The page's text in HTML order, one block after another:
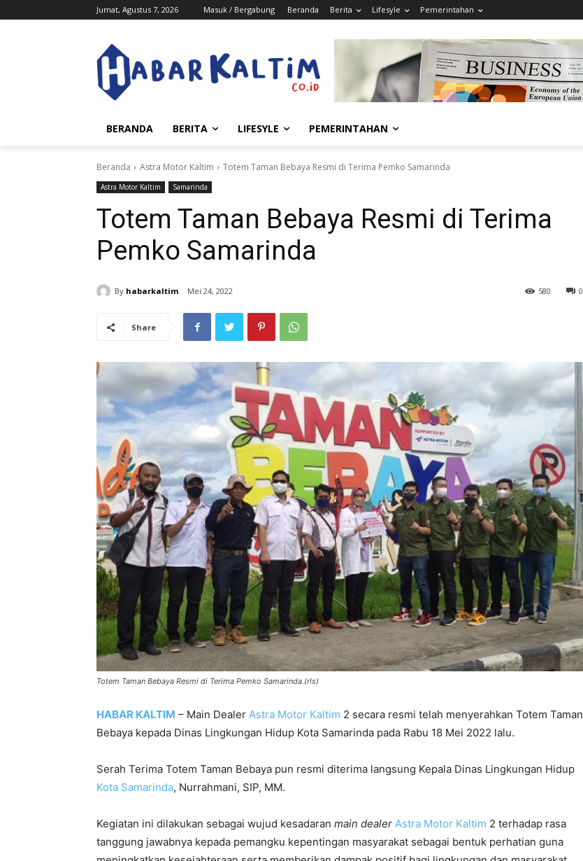
Jumat, Agustus 7, 2026 Masuk / Bergabung Beranda Berita Lifesyle Pemerintahan
BERANDA BERITA LIFESYLE PEMERINTAHAN
Beranda Astra Motor Kaltim Totem Taman Bebaya Resmi di Terima Pemko Samarinda
Astra Motor Kaltim Samarinda
Totem Taman Bebaya Resmi di Terima
Pemko Samarinda
By habarkaltim Mei 24, 2022 0
580
Share
Totem Taman Bebaya Resmi di Terima Pemko Samarinda.(rls)
HABAR KALTIM – Main Dealer Astra Motor Kaltim 2 secara resmi telah menyerahkan Totem Taman
Bebaya kepada Dinas Lingkungan Hidup Kota Samarinda pada Rabu 18 Mei 2022 lalu.
Serah Terima Totem Taman Bebaya pun resmi diterima langsung Kepala Dinas Lingkungan Hidup
Kota Samarinda, Nurrahmani, SIP, MM.
Kegiatan ini dilakukan sebagai wujud kesadaran main dealer Astra Motor Kaltim 2 terhadap rasa
tanggung jawabnya kepada pemangku kepentingan masyarakat sebagai bentuk perhatian guna